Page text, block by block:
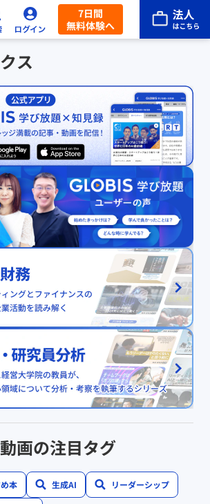
7日間
無料体験へ
ス
画の注目タグ
本 生成AI リーダーシップ